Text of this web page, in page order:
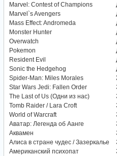
Marvel: Contest of Champions
Marvel`s Avengers
Mass Effect: Andromeda
Monster Hunter
Overwatch
Pokemon
Resident Evil
Sonic the Hedgehog
Spider-Man: Miles Morales
Star Wars Jedi: Fallen Order
The Last of Us (Одни из нас)
Tomb Raider / Lara Croft
World of Warcraft
Аватар: Легенда об Аанге
Аквамен
Алиса в стране чудес / Зазеркалье
Американский психопат